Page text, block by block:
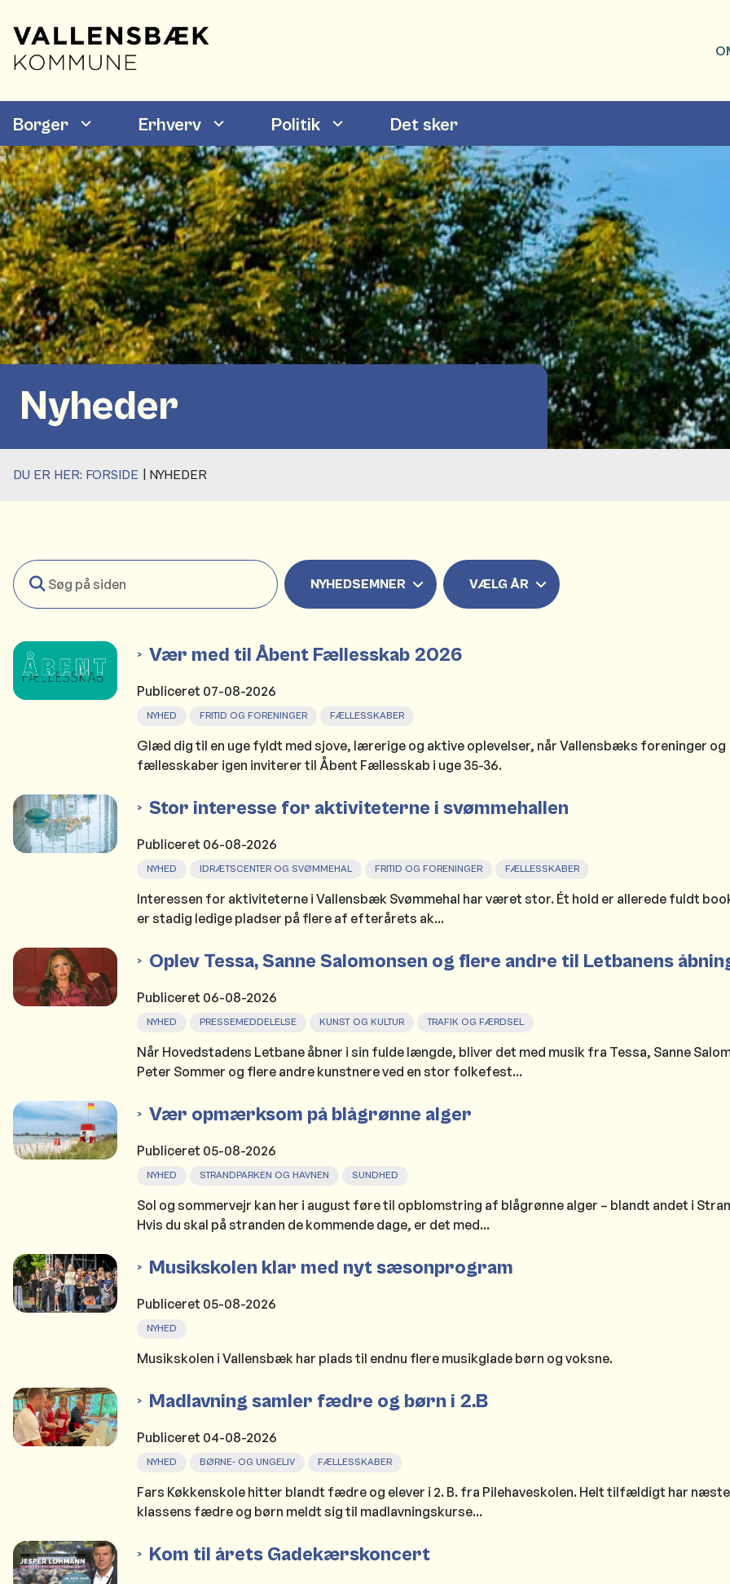
Borger Erhverv Politik Det sker
Nyheder
DU ER HER: FORSIDE NYHEDER
Søg
på
siden
NYHEDSEMNER VÆLG ÅR
Vær med til Åbent Fællesskab 2026
Publiceret 07-08-2026
NYHED FRITID OG FORENINGER FÆLLESSKABER
Glæd dig til en uge fyldt med sjove, lærerige og aktive oplevelser, når Vallensbæks foreninger og
fællesskaber igen inviterer til Åbent Fællesskab i uge 35-36.
Stor interesse for aktiviteterne i svømmehallen
Publiceret 06-08-2026
NYHED IDRÆTSCENTER OG SVØMMEHAL FRITID OG FORENINGER FÆLLESSKABER
Interessen for aktiviteterne i Vallensbæk Svømmehal har været stor. Ét hold er allerede fuldt
er stadig ledige pladser på flere af efterårets ak...
Oplev Tessa, Sanne Salomonsen og flere andre til Letbanens
Publiceret 06-08-2026
NYHED PRESSEMEDDELELSE KUNST OG KULTUR TRAFIK OG FÆRDSEL
Når Hovedstadens Letbane åbner i sin fulde længde, bliver det med musik fra Tessa, Sanne
Peter Sommer og flere andre kunstnere ved en stor folkefest...
Vær opmærksom på blågrønne alger
Publiceret 05-08-2026
NYHED STRANDPARKEN OG HAVNEN SUNDHED
Sol og sommervejr kan her i august føre til opblomstring af blågrønne alger – blandt andet i
Hvis du skal på stranden de kommende dage, er det med...
Musikskolen klar med nyt sæsonprogram
Publiceret 05-08-2026
NYHED
Musikskolen i Vallensbæk har plads til endnu flere musikglade børn og voksne.
Madlavning samler fædre og børn i 2.B
Publiceret 04-08-2026
NYHED BØRNE- OG UNGELIV FÆLLESSKABER
Fars Køkkenskole hitter blandt fædre og elever i 2. B. fra Pilehaveskolen. Helt tilfældigt har
klassens fædre og børn meldt sig til madlavningskurse...
Kom til årets Gadekærskoncert